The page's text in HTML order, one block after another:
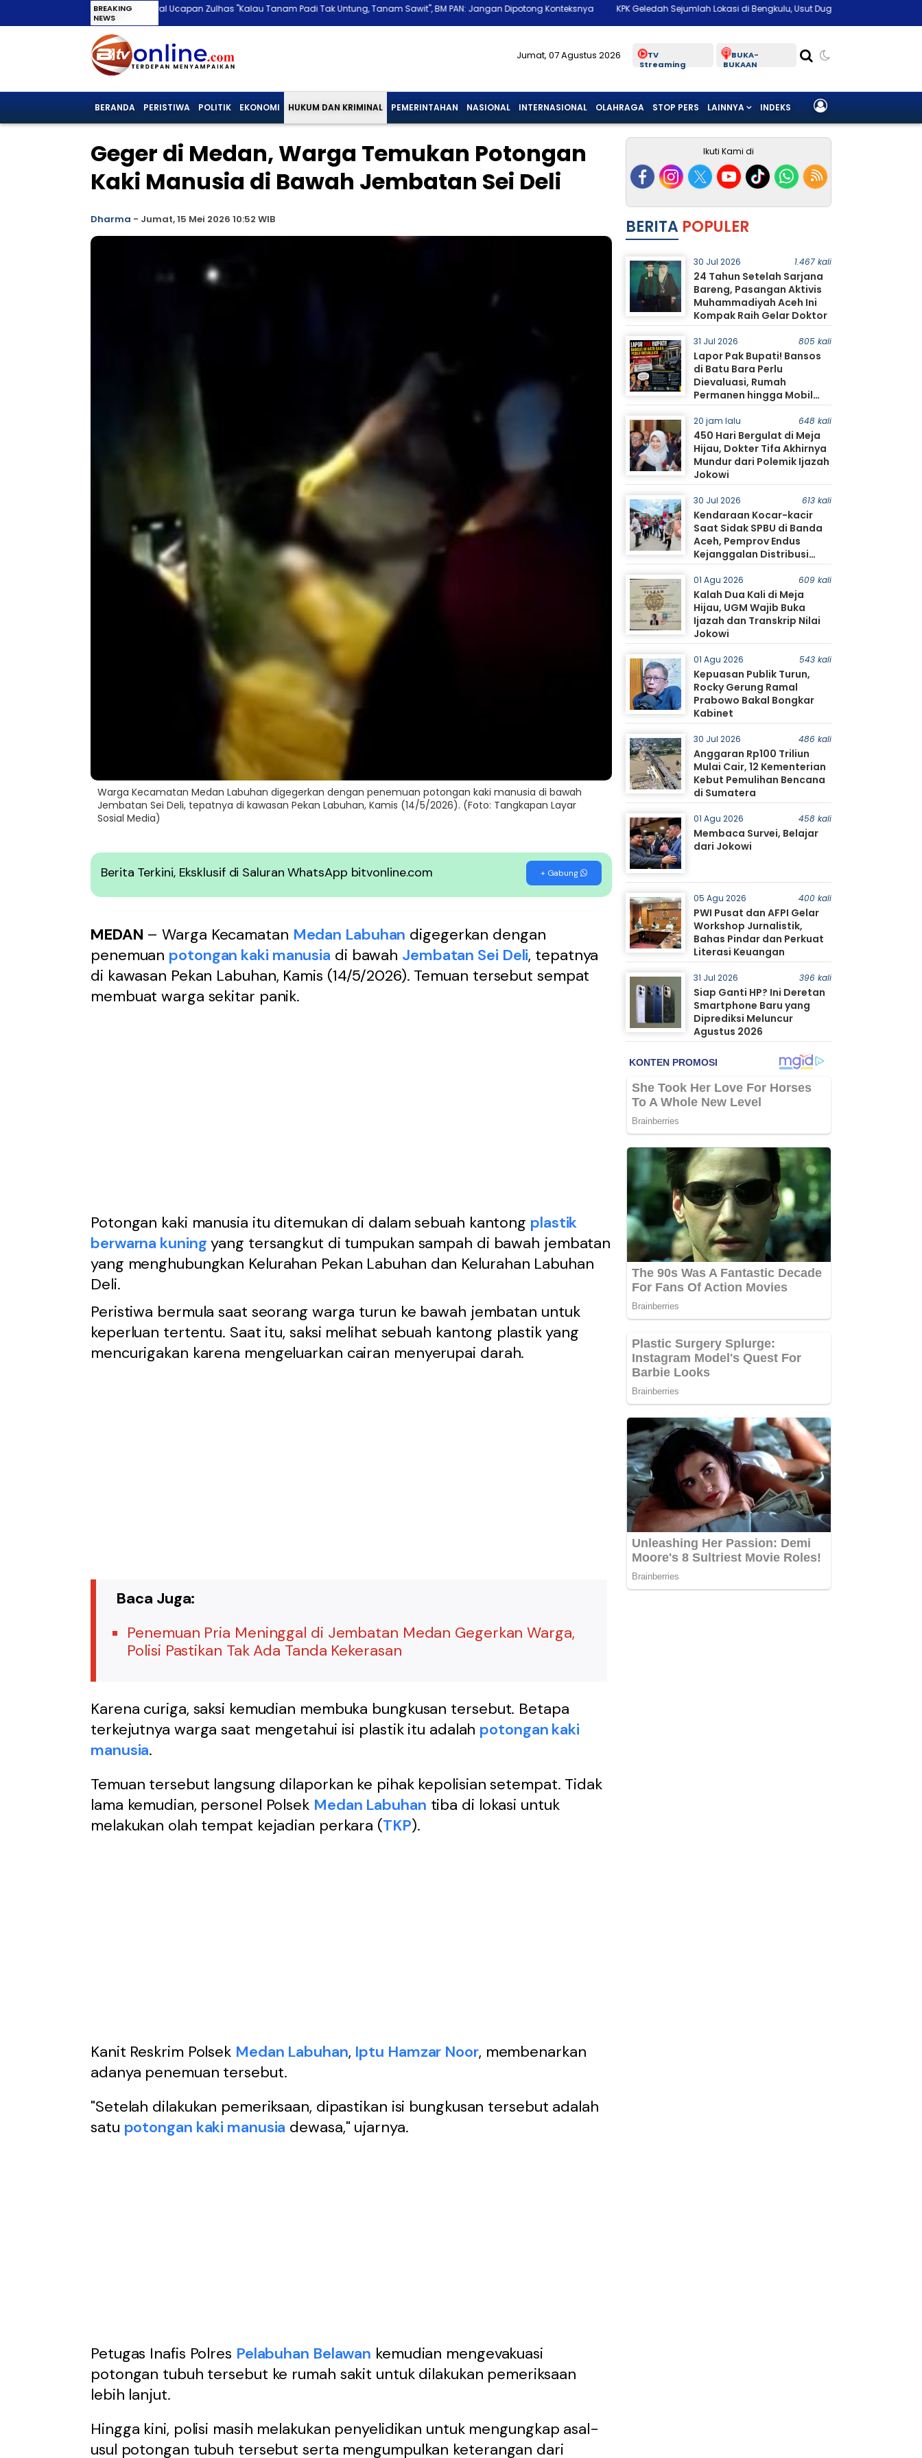
BREAKING
NEWS
Viral Ucapan Zulhas "Kalau Tanam Padi Tak Untung, Tanam Sawit", BM PAN: Jangan Dipotong Konteksnya KPK Geledah Sejumlah Lokasi di Bengkulu, Usut Dugaan Suap Pengelolaan Limbah Kesehatan
Jumat, 07 Agustus 2026
TV
Streaming
BUKA-
BUKAAN
BERANDA PERISTIWA POLITIK EKONOMI HUKUM DAN KRIMINAL PEMERINTAHAN NASIONAL INTERNASIONAL OLAHRAGA STOP PERS LAINNYA INDEKS
Geger di Medan, Warga Temukan Potongan
Kaki Manusia di Bawah Jembatan Sei Deli
Dharma - Jumat, 15 Mei 2026 10:52 WIB
Warga Kecamatan Medan Labuhan digegerkan dengan penemuan potongan kaki manusia di bawah
Jembatan Sei Deli, tepatnya di kawasan Pekan Labuhan, Kamis (14/5/2026). (Foto: Tangkapan Layar
Sosial Media)
Berita Terkini, Eksklusif di Saluran WhatsApp bitvonline.com + Gabung
MEDAN – Warga Kecamatan Medan Labuhan digegerkan dengan
penemuan potongan kaki manusia di bawah Jembatan Sei Deli, tepatnya
di kawasan Pekan Labuhan, Kamis (14/5/2026). Temuan tersebut sempat
membuat warga sekitar panik.
Potongan kaki manusia itu ditemukan di dalam sebuah kantong plastik
berwarna kuning yang tersangkut di tumpukan sampah di bawah jembatan
yang menghubungkan Kelurahan Pekan Labuhan dan Kelurahan Labuhan
Deli.
Peristiwa bermula saat seorang warga turun ke bawah jembatan untuk
keperluan tertentu. Saat itu, saksi melihat sebuah kantong plastik yang
mencurigakan karena mengeluarkan cairan menyerupai darah.
Baca Juga:
Penemuan Pria Meninggal di Jembatan Medan Gegerkan Warga,
Polisi Pastikan Tak Ada Tanda Kekerasan
Karena curiga, saksi kemudian membuka bungkusan tersebut. Betapa
terkejutnya warga saat mengetahui isi plastik itu adalah potongan kaki
manusia.
Temuan tersebut langsung dilaporkan ke pihak kepolisian setempat. Tidak
lama kemudian, personel Polsek Medan Labuhan tiba di lokasi untuk
melakukan olah tempat kejadian perkara (TKP).
Kanit Reskrim Polsek Medan Labuhan, Iptu Hamzar Noor, membenarkan
adanya penemuan tersebut.
"Setelah dilakukan pemeriksaan, dipastikan isi bungkusan tersebut adalah
satu potongan kaki manusia dewasa," ujarnya.
Petugas Inafis Polres Pelabuhan Belawan kemudian mengevakuasi
potongan tubuh tersebut ke rumah sakit untuk dilakukan pemeriksaan
lebih lanjut.
Hingga kini, polisi masih melakukan penyelidikan untuk mengungkap asal-
usul potongan tubuh tersebut serta mengumpulkan keterangan dari
Ikuti Kami di
BERITA POPULER
30 Jul 2026 1.467 kali
24 Tahun Setelah Sarjana
Bareng, Pasangan Aktivis
Muhammadiyah Aceh Ini
Kompak Raih Gelar Doktor
31 Jul 2026 805 kali
Lapor Pak Bupati! Bansos
di Batu Bara Perlu
Dievaluasi, Rumah
Permanen hingga Mobil
Jadi Sorotan Warga
20 jam lalu 648 kali
450 Hari Bergulat di Meja
Hijau, Dokter Tifa Akhirnya
Mundur dari Polemik Ijazah
Jokowi
30 Jul 2026 613 kali
Kendaraan Kocar-kacir
Saat Sidak SPBU di Banda
Aceh, Pemprov Endus
Kejanggalan Distribusi
BBM
01 Agu 2026 609 kali
Kalah Dua Kali di Meja
Hijau, UGM Wajib Buka
Ijazah dan Transkrip Nilai
Jokowi
01 Agu 2026 543 kali
Kepuasan Publik Turun,
Rocky Gerung Ramal
Prabowo Bakal Bongkar
Kabinet
30 Jul 2026 486 kali
Anggaran Rp100 Triliun
Mulai Cair, 12 Kementerian
Kebut Pemulihan Bencana
di Sumatera
01 Agu 2026 458 kali
Membaca Survei, Belajar
dari Jokowi
05 Agu 2026 400 kali
PWI Pusat dan AFPI Gelar
Workshop Jurnalistik,
Bahas Pindar dan Perkuat
Literasi Keuangan
31 Jul 2026 396 kali
Siap Ganti HP? Ini Deretan
Smartphone Baru yang
Diprediksi Meluncur
Agustus 2026